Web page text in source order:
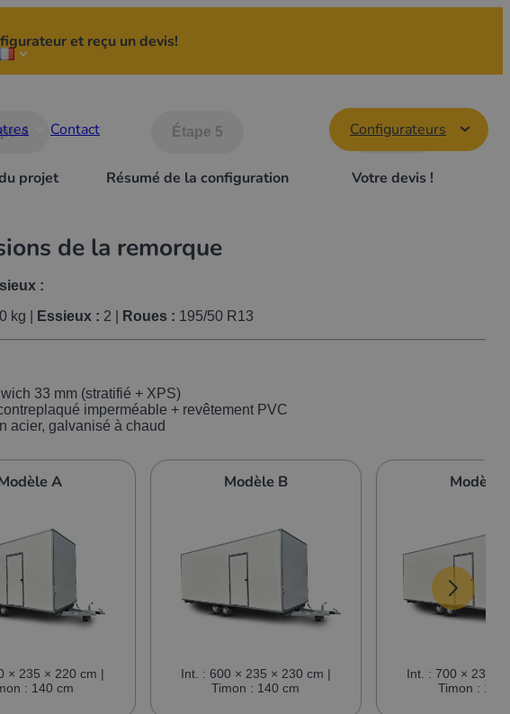
Contact Configurateurs
et reçu un devis!
4
projet
Étape 5
Résumé de la configuration
Étape 6
Votre devis !
de la remorque
:
kg | Essieux : 2 | Roues : 195/50 R13
33 mm (stratifié + XPS)
imperméable + revêtement PVC
acier, galvanisé à chaud
A
× 235 × 220 cm |
: 140 cm
Modèle B
Int. : 600 × 235 × 230 cm |
Timon : 140 cm
Modèle
Int. : 700 × 235 ×
Timon : 140